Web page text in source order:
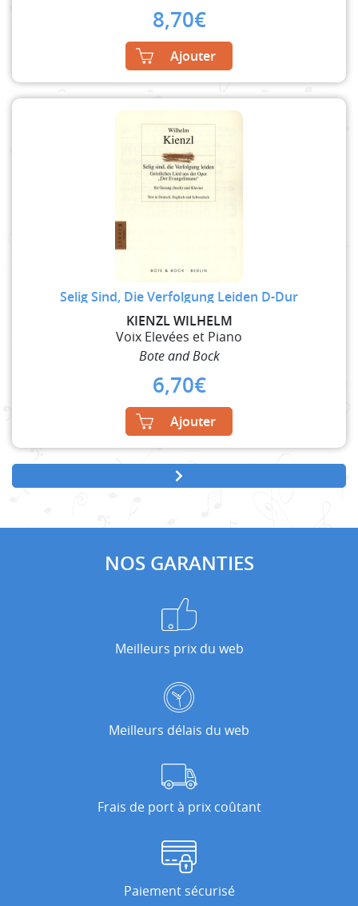
8,70€
Ajouter
Selig Sind, Die Verfolgung Leiden D-Dur
KIENZL WILHELM
Voix Elevées et Piano
Bote and Bock
6,70€
Ajouter
NOS GARANTIES
Meilleurs prix du web
Meilleurs délais du web
Frais de port à prix coûtant
Paiement sécurisé